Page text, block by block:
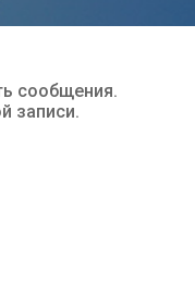
сообщения.
записи.